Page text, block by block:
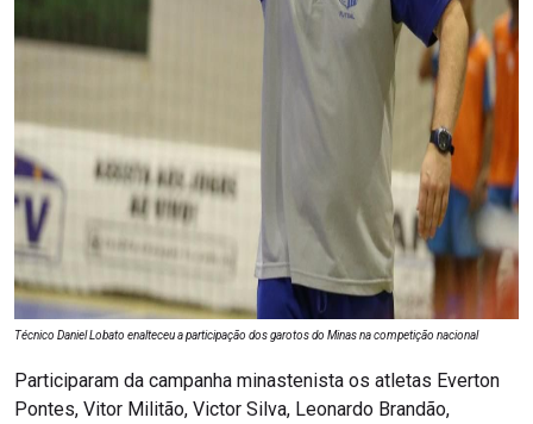
Técnico Daniel Lobato enalteceu a participação dos garotos do Minas na competição nacional
Participaram da campanha minastenista os atletas Everton
Pontes, Vitor Militão, Victor Silva, Leonardo Brandão,